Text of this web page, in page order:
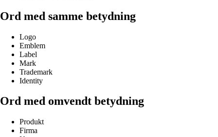
Ord med samme betydning
Logo
Emblem
Label
Mark
Trademark
Identity
Ord med omvendt betydning
Produkt
Firma